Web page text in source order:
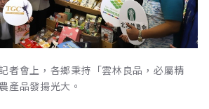
者會上，各鄉秉持「雲林良品，必屬精
產品發揚光大。